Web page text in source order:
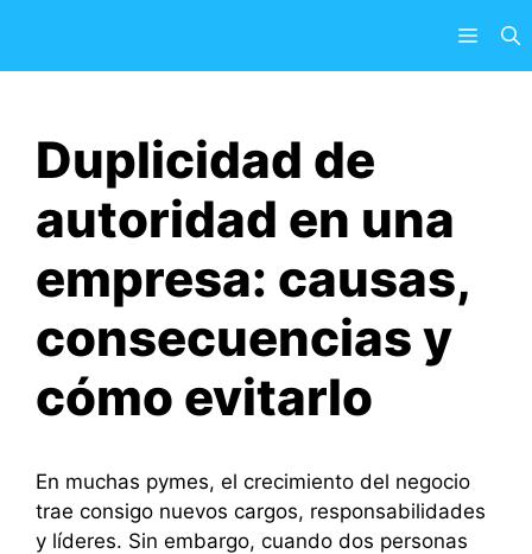
contenido
Menú
Duplicidad de
autoridad en una
empresa: causas,
consecuencias y
cómo evitarlo
En muchas pymes, el crecimiento del negocio
trae consigo nuevos cargos, responsabilidades
y líderes. Sin embargo, cuando dos personas